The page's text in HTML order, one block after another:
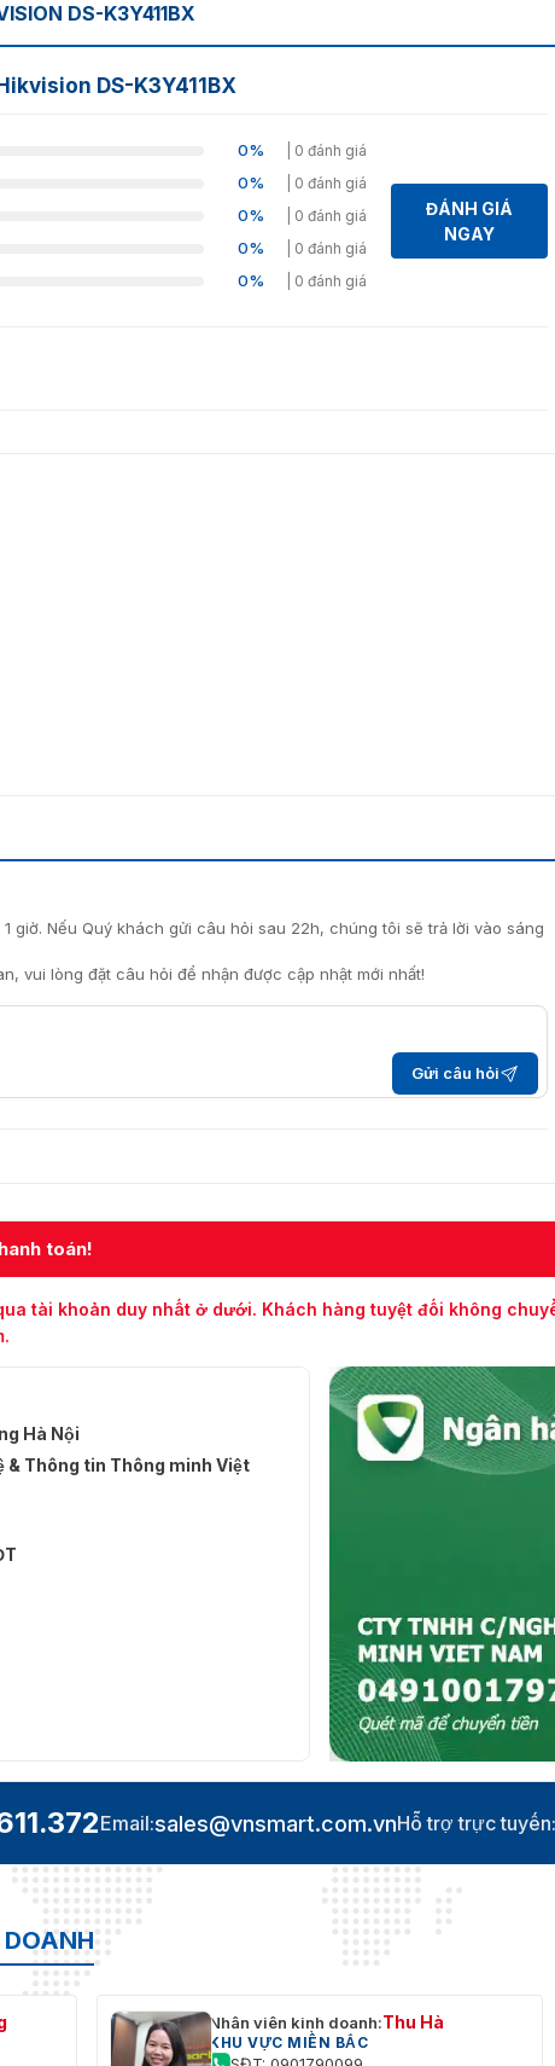
DS-K3Y411BX
DS-K3Y411BX
0% | 0 đánh giá
0% | 0 đánh giá
0% | 0 đánh giá
0% | 0 đánh giá
0% | 0 đánh giá
ĐÁNH GIÁ
NGAY
giờ. Nếu Quý khách gửi câu hỏi sau 22h, chúng tôi sẽ trả lời vào sáng
vui lòng đặt câu hỏi để nhận được cập nhật mới nhất!
Gửi câu hỏi
toán!
tài khoản duy nhất ở dưới. Khách hàng tuyệt đối không
Hà Nội
& Thông tin Thông minh Việt
Email:sales@vnsmart.com.vnHỗ trợ trực tuyến:
Nhân viên kinh doanh:Thu Hà
KHU VỰC MIỀN BẮC